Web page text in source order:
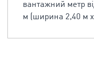
вантажний метр
м (ширина 2,40 м